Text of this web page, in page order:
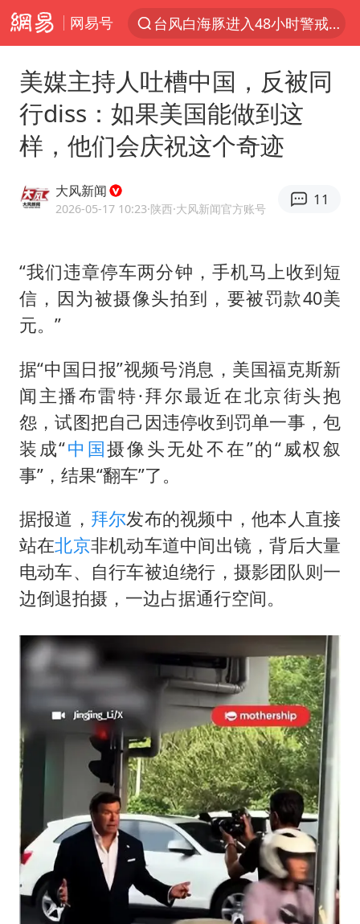
网易号
台风白海豚进入48小时警戒线
CIA被曝已秘密设立古巴工作组
U17国足1分钟轰2球
法国将禁止“未经同意的电话营销”
80后女柜员逆袭成4200亿银行副行长
27岁女子成组织卖淫集团主犯被通缉
吉林一“温度计大楼”读数爆表
贵州轮胎子公司获美国退税8136万
东方甄选被判赔偿江小白30万元
奋进开新局 实干挑大梁
美媒主持人吐槽中国，反被同
行diss：如果美国能做到这
样，他们会庆祝这个奇迹
大风新闻
2026-05-17 10:23·陕西·大风新闻官方账号
11
“我们违章停车两分钟，手机马上收到短
信，因为被摄像头拍到，要被罚款40美
元。”
据“中国日报”视频号消息，美国福克斯新
闻主播布雷特·拜尔最近在北京街头抱
怨，试图把自己因违停收到罚单一事，包
装成“中国摄像头无处不在”的“威权叙
事”，结果“翻车”了。
据报道， 拜尔发布的视频中，他本人直接
站在北京非机动车道中间出镜，背后大量
电动车、自行车被迫绕行，摄影团队则一
边倒退拍摄，一边占据通行空间。